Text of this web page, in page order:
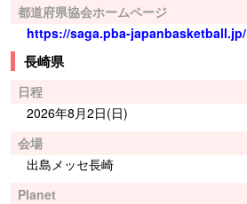
都道府県協会ホームページ
https://saga.pba-japanbasketball.jp/
長崎県
日程
2026年8月2日(日)
会場
出島メッセ長崎
Planet